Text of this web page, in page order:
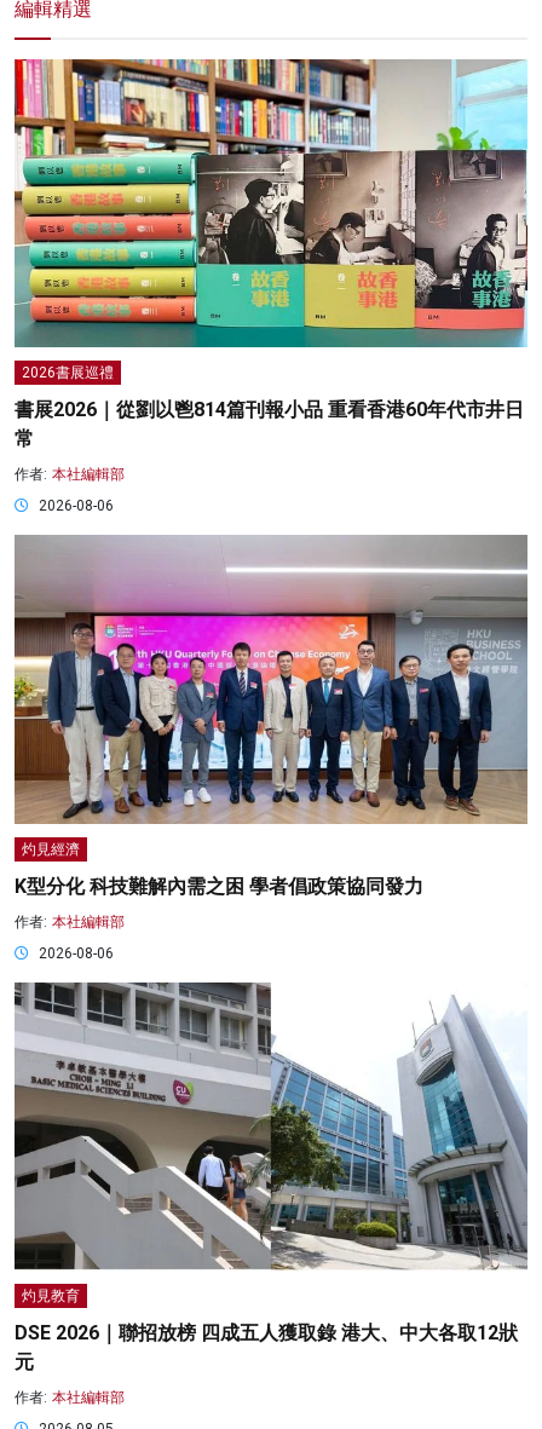
編輯精選
2026書展巡禮
書展2026｜從劉以鬯814篇刊報小品 重看香港60年代市井日
常
作者: 本社編輯部
2026-08-06
灼見經濟
K型分化 科技難解內需之困 學者倡政策協同發力
作者: 本社編輯部
2026-08-06
灼見教育
DSE 2026｜聯招放榜 四成五人獲取錄 港大、中大各取12狀
元
作者: 本社編輯部